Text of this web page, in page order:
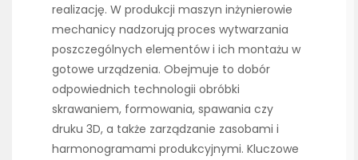
realizację. W produkcji maszyn inżynierowie
mechanicy nadzorują proces wytwarzania
poszczególnych elementów i ich montażu w
gotowe urządzenia. Obejmuje to dobór
odpowiednich technologii obróbki
skrawaniem, formowania, spawania czy
druku 3D, a także zarządzanie zasobami i
harmonogramami produkcyjnymi. Kluczowe